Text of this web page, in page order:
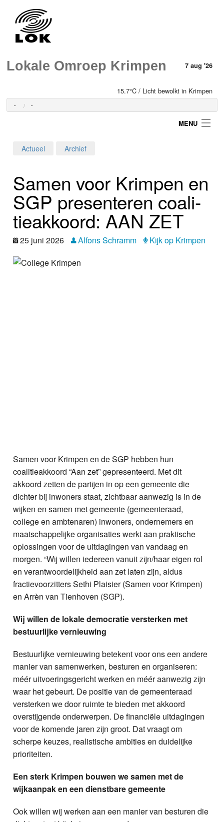
Lokale Omroep Krimpen 7 aug '26
15.7°C / Licht bewolkt in Krimpen
- -
MENU
Home
Programma's
Nieuws
Foto's
Actueel Archief
Samen voor Krimpen en
SGP presenteren coali­
tie­akkoord: AAN ZET
25 juni 2026 Alfons Schramm Kijk op Krimpen
Samen voor Krimpen en de SGP hebben hun
coalitieakkoord “Aan zet” gepresenteerd. Met dit
akkoord zetten de partijen in op een gemeente die
dichter bij inwoners staat, zichtbaar aanwezig is in de
wijken en samen met gemeente (gemeenteraad,
college en ambtenaren) inwoners, ondernemers en
maatschappelijke organisaties werkt aan praktische
oplossingen voor de uitdagingen van vandaag en
morgen. “Wij willen iedereen vanuit zijn/haar eigen rol
en verantwoordelijkheid aan zet laten zijn, aldus
fractievoorzitters Sethi Plaisier (Samen voor Krimpen)
en Arrèn van Tienhoven (SGP).
Wij willen de lokale democratie versterken met
bestuurlijke vernieuwing
Bestuurlijke vernieuwing betekent voor ons een andere
manier van samenwerken, besturen en organiseren:
méér uitvoeringsgericht werken en méér aanwezig zijn
waar het gebeurt. De positie van de gemeenteraad
versterken we door ruimte te bieden met akkoord
overstijgende onderwerpen. De financiële uitdagingen
voor de komende jaren zijn groot. Dat vraagt om
scherpe keuzes, realistische ambities en duidelijke
prioriteiten.
Een sterk Krimpen bouwen we samen met de
wijkaanpak en een dienstbare gemeente
Ook willen wij werken aan een manier van besturen die